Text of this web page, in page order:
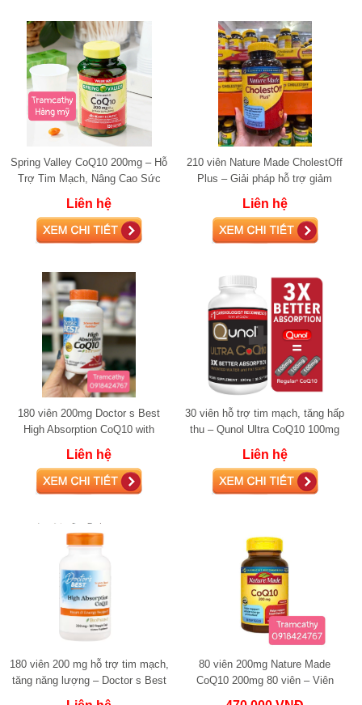
Spring Valley CoQ10 200mg – Hỗ
Trợ Tim Mạch, Nâng Cao Sức
Liên hệ
210 viên Nature Made CholestOff
Plus – Giải pháp hỗ trợ giảm
máu
Liên hệ
180 viên 200mg Doctor s Best
High Absorption CoQ10 with
Liên hệ
30 viên hỗ trợ tim mạch, tăng hấp
thu – Qunol Ultra CoQ10 100mg
Liên hệ
180 viên 200 mg hỗ trợ tim mạch,
tăng năng lượng – Doctor s Best
80 viên 200mg Nature Made
CoQ10 200mg 80 viên – Viên